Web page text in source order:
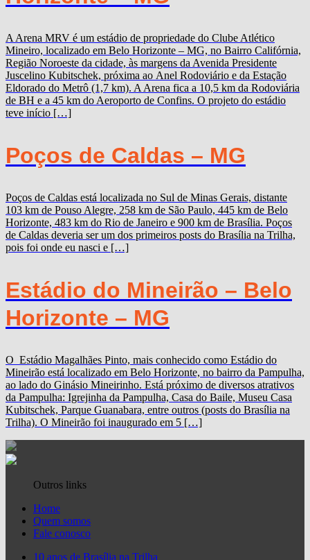
A Arena MRV é um estádio de propriedade do Clube Atlético
Mineiro, localizado em Belo Horizonte – MG, no Bairro Califórnia,
Região Noroeste da cidade, às margens da Avenida Presidente
Juscelino Kubitschek, próxima ao Anel Rodoviário e da Estação
Eldorado do Metrô (1,7 km). A Arena fica a 10,5 km da Rodoviária
de BH e a 45 km do Aeroporto de Confins. O projeto do estádio
teve início […]
Poços de Caldas – MG
Poços de Caldas está localizada no Sul de Minas Gerais, distante
103 km de Pouso Alegre, 258 km de São Paulo, 445 km de Belo
Horizonte, 483 km do Rio de Janeiro e 900 km de Brasília. Poços
de Caldas deveria ser um dos primeiros posts do Brasília na Trilha,
pois foi onde eu nasci e […]
Estádio do Mineirão – Belo
Horizonte – MG
O Estádio Magalhães Pinto, mais conhecido como Estádio do
Mineirão está localizado em Belo Horizonte, no bairro da Pampulha,
ao lado do Ginásio Mineirinho. Está próximo de diversos atrativos
da Pampulha: Igrejinha da Pampulha, Casa do Baile, Museu Casa
Kubitschek, Parque Guanabara, entre outros (posts do Brasília na
Trilha). O Mineirão foi inaugurado em 5 […]
Outros links
Home
Quem somos
Fale conosco
10 anos de Brasília na Trilha